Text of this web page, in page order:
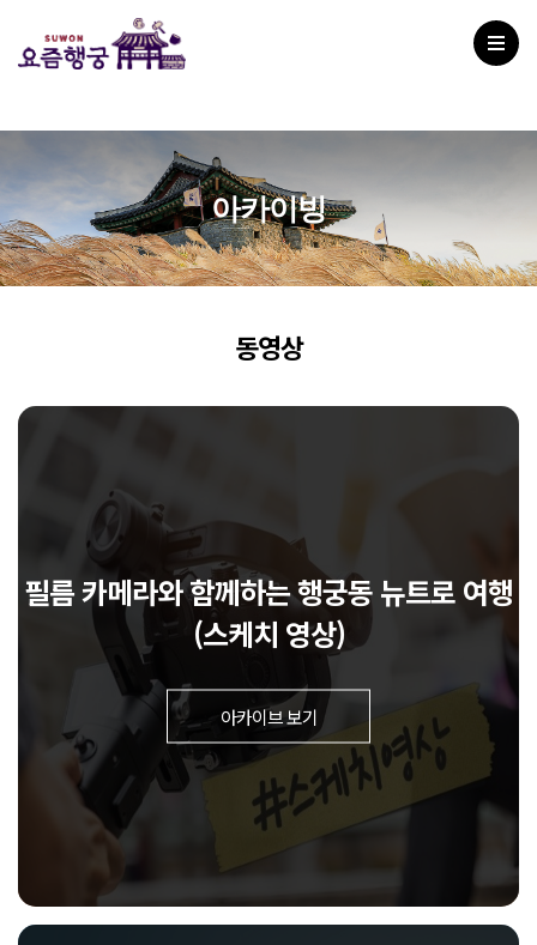
아카이빙
동영상
필름 카메라와 함께하는 행궁동 뉴트로 여행
(스케치 영상)
아카이브 보기